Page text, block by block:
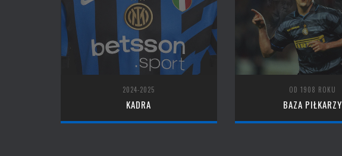
2024-2025
KADRA
OD 1908 ROKU
BAZA PIŁKARZY